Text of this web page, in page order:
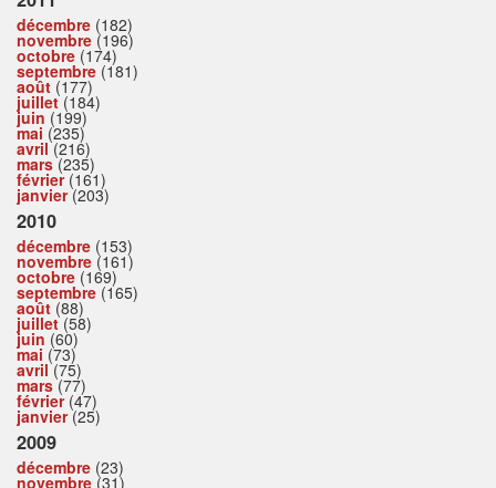
décembre (182)
novembre (196)
octobre (174)
septembre (181)
août (177)
juillet(184)
juin (199)
mai (235)
avril(216)
mars(235)
février(161)
janvier(203)
2010
décembre (153)
novembre (161)
octobre (169)
septembre (165)
août (88)
juillet(58)
juin (60)
mai (73)
avril(75)
mars(77)
février(47)
janvier(25)
2009
décembre (23)
novembre (31)